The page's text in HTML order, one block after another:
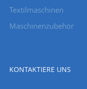
Textilmaschinen
Maschinenzubehör
KONTAKTIERE UNS